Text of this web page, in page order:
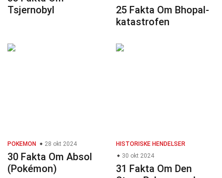
Tsjernobyl
25 Fakta Om Bhopal-
katastrofen
POKEMON 28 okt 2024
30 Fakta Om Absol
(Pokémon)
HISTORISKE HENDELSER
30 okt 2024
31 Fakta Om Den